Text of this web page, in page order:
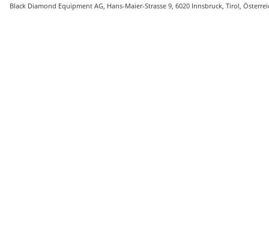
Black Diamond Equipment AG, Hans-Maier-Strasse 9, 6020 Innsbruck, Tirol,